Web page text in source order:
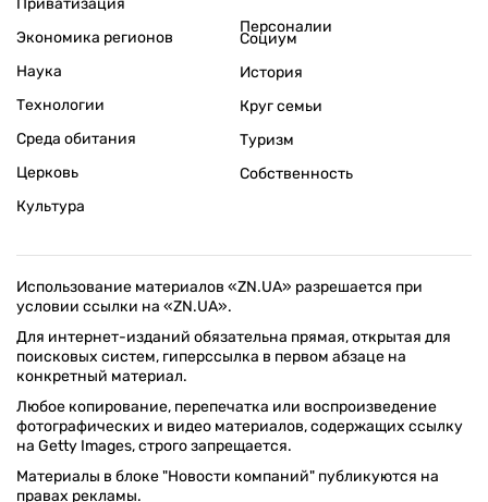
Экономика регионов
Персоналии
Наука
Технологии
Среда обитания
Церковь
Культура
Социум
История
Круг семьи
Туризм
Собственность
Использование материалов «ZN.UA» разрешается при
условии ссылки на «ZN.UA».
Для интернет-изданий обязательна прямая, открытая для
поисковых систем, гиперссылка в первом абзаце на
конкретный материал.
Любое копирование, перепечатка или воспроизведение
фотографических и видео материалов, содержащих ссылку
на Getty Images, строго запрещается.
Материалы в блоке "Новости компаний" публикуются на
правах рекламы.